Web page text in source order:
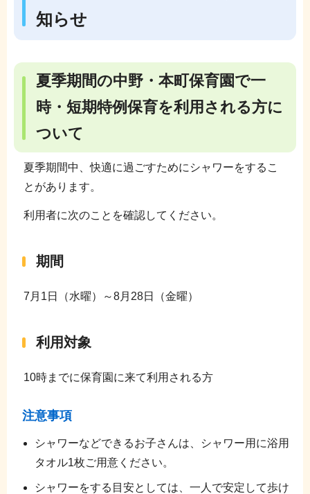
知らせ
夏季期間の中野・本町保育園で一
時・短期特例保育を利用される方に
ついて
夏季期間中、快適に過ごすためにシャワーをするこ
とがあります。
利用者に次のことを確認してください。
期間
7月1日（水曜）～8月28日（金曜）
利用対象
10時までに保育園に来て利用される方
注意事項
シャワーなどできるお子さんは、シャワー用に浴用
タオル1枚ご用意ください。
シャワーをする目安としては、一人で安定して歩け